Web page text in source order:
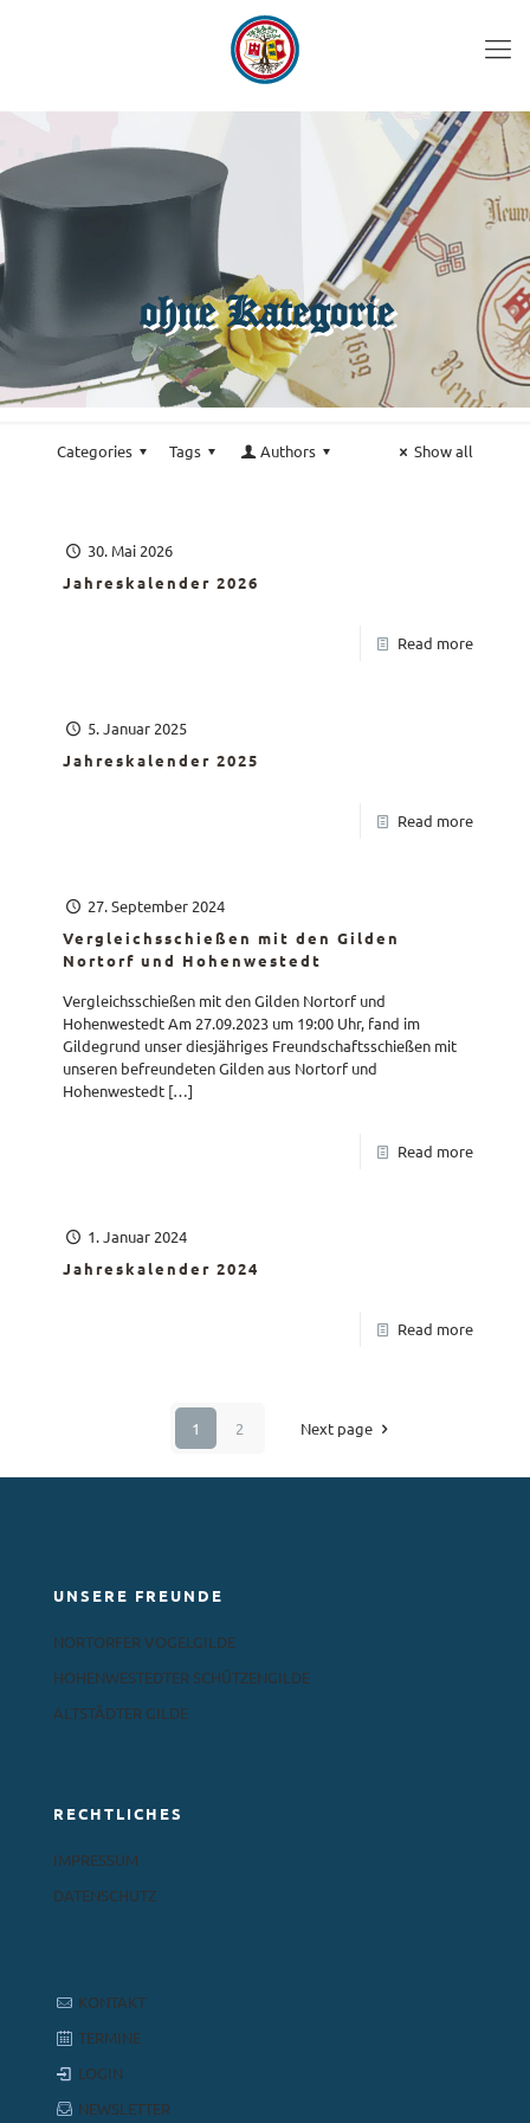
ohne Kategorie
Categories Tags Authors Show all
30. Mai 2026
Jahreskalender 2026
Read more
5. Januar 2025
Jahreskalender 2025
Read more
27. September 2024
Vergleichsschießen mit den Gilden
Nortorf und Hohenwestedt
Vergleichsschießen mit den Gilden Nortorf und
Hohenwestedt Am 27.09.2023 um 19:00 Uhr, fand im
Gildegrund unser diesjähriges Freundschaftsschießen mit
unseren befreundeten Gilden aus Nortorf und
Hohenwestedt […]
Read more
1. Januar 2024
Jahreskalender 2024
Read more
1 2 Next page
UNSERE FREUNDE
NORTORFER VOGELGILDE
HOHENWESTEDTER SCHÜTZENGILDE
ALTSTÄDTER GILDE
RECHTLICHES
IMPRESSUM
DATENSCHUTZ
KONTAKT
TERMINE
LOGIN
NEWSLETTER